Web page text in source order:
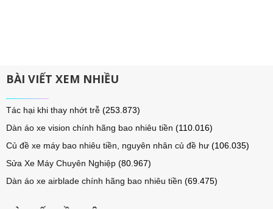
BÀI VIẾT XEM NHIỀU
Tác hại khi thay nhớt trễ (253.873)
Dàn áo xe vision chính hãng bao nhiêu tiền (110.016)
Củ đề xe máy bao nhiêu tiền, nguyên nhân củ đề hư (106.035)
Sửa Xe Máy Chuyên Nghiệp (80.967)
Dàn áo xe airblade chính hãng bao nhiêu tiền (69.475)